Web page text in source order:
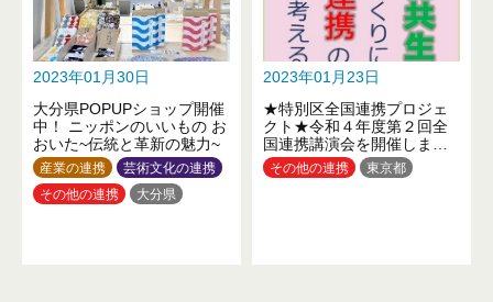
2023年01月30日
大分県POPUPショップ開催
中！ ニッポンのいいもの お
おいた~伝統と革新の魅力~
産業の連携
芸術文化の連携
その他の連携
大分県
2023年01月23日
★特別区全国連携プロジェ
クト★令和４年度第２回全
国連携講演会を開催しま
す！
その他の連携 東京都